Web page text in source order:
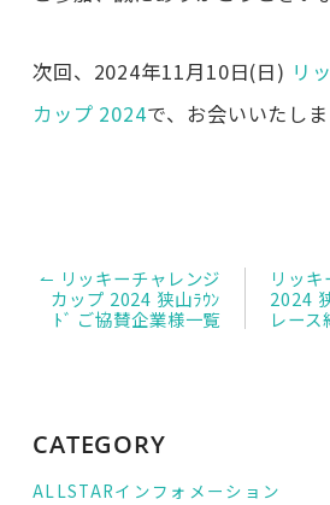
次回、2024年11月10日(日) リ
カップ 2024で、お会いいたし
投
稿
ナ
ビ
ン
↼ リッキーチャレンジ
カップ 2024 狭山ﾗｳﾝ
ﾄﾞ ご協賛企業様一覧
リッ
2024
レー
CATEGORY
ALLSTARインフォメーション